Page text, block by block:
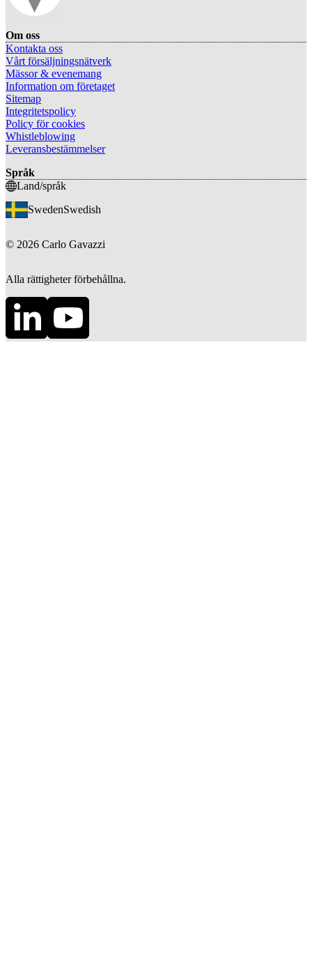
Om oss
Kontakta oss
Vårt försäljningsnätverk
Mässor & evenemang
Information om företaget
Sitemap
Integritetspolicy
Policy för cookies
Whistleblowing
Leveransbestämmelser
Språk
Land/språk
SwedenSwedish
© 2026 Carlo Gavazzi
Alla rättigheter förbehållna.